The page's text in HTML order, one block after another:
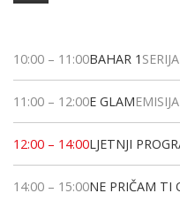
10:00 – 11:00BAHAR 1 SERIJA
11:00 – 12:00E GLAMEMISIJA
12:00 – 14:00LJETNJI
14:00 – 15:00NE PRIČAM TI